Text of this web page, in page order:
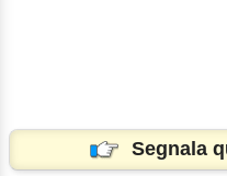
Segnala